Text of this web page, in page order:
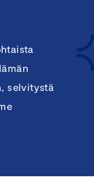
selvitystä